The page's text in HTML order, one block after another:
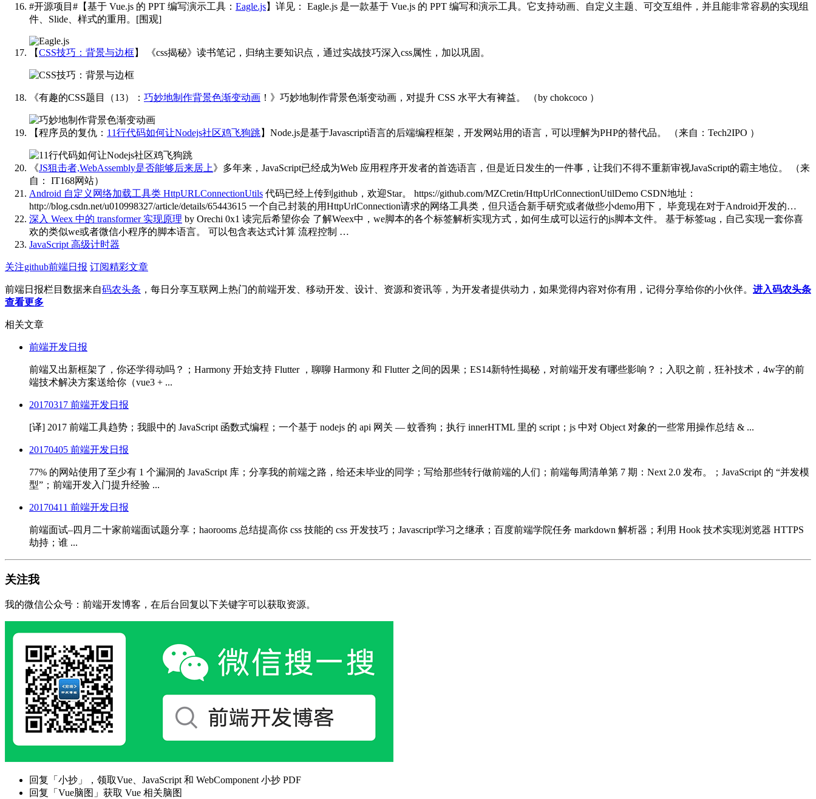
#开源项目#【基于 Vue.js 的 PPT 编写演示工具： Eagle.js】详见：
Eagle.js 是一款基于 Vue.js 的 PPT 编写和演示工具。它支持动画、自定义主题、可交互组件，并且能非常容易的实现组
件、Slide、样式的重用。[围观] ​​​
【CSS技巧：背景与边框】 《css揭秘》读书笔记，归纳主要知识点，通过实战技巧深入css属性，加以巩固。
《有趣的CSS题目（13）： 巧妙地制作背景色渐变动画 ！》巧妙地制作背景色渐变动画，对提升 CSS 水平大有裨益。 （by chokcoco ） ​​​
【程序员的复仇： 11行代码如何让Nodejs社区鸡飞狗跳】Node.js是基于Javascript语言的后端编程框架，开发网站用的语言，可以理解为PHP的替代品。 （来自：Tech2IPO ） ​​​​
《JS狙击者,WebAssembly是否能够后来居上》多年来，JavaScript已经成为Web 应用程序开发者的首选语言，但是近日发生的一件事，让我们不得不重新审视JavaScript的霸主地位。
（来
自： IT168网站） ​​​
Android 自定义网络加载工具类 HttpURLConnectionUtils 代码已经上传到github，欢迎Star。 https://github.com/MZCretin/HttpUrlConnectionUtilDemo CSDN地址：
http://blog.csdn.net/u010998327/article/details/65443615 一个自己封装的用HttpUrlConnection请求的网络工具类，但只适合新手研究或者做些小demo用下， 毕竟现在对于Android开发的…
深入 Weex 中的 transformer 实现原理 by Orechi 0x1 读完后希望你会 了解Weex中，we脚本的各个标签解析实现方式，如何生成可以运行的js脚本文件。 基于标签tag，自己实现一套你喜
欢的类似we或者微信小程序的脚本语言。 可以包含表达式计算 流程控制 …
JavaScript 高级计时器
关注github前端日报 订阅精彩文章
前端日报栏目数据来自码农头条 ，每日分享互联网上热门的前端开发、移动开发、设计、资源和资讯等，为开发者提供动力，如果觉得内容对你有用，记得分享给你的小伙伴。 进入码农头条
查看更多
相关文章
前端开发日报
前端又出新框架了，你还学得动吗？；Harmony 开始支持 Flutter ，聊聊 Harmony 和 Flutter 之间的因果；ES14新特性揭秘，对前端开发有哪些影响？；入职之前，狂补技术，4w字的前
端技术解决方案送给你（vue3 + ...
20170317 前端开发日报
[译] 2017 前端工具趋势；我眼中的 JavaScript 函数式编程；一个基于 nodejs 的 api 网关 — 蚊香狗；执行 innerHTML 里的 script；js 中对 Object 对象的一些常用操作总结 & ...
20170405 前端开发日报
77% 的网站使用了至少有 1 个漏洞的 JavaScript 库；分享我的前端之路，给还未毕业的同学；写给那些转行做前端的人们；前端每周清单第 7 期：Next 2.0 发布。；JavaScript 的 “并发模
型”；前端开发入门提升经验 ...
20170411 前端开发日报
前端面试–四月二十家前端面试题分享；haorooms 总结提高你 css 技能的 css 开发技巧；Javascript学习之继承；百度前端学院任务 markdown 解析器；利用 Hook 技术实现浏览器 HTTPS
劫持；谁 ...
关注我
我的微信公众号：前端开发博客，在后台回复以下关键字可以获取资源。
回复「小抄」，领取Vue、JavaScript 和 WebComponent 小抄 PDF
回复「Vue脑图」获取 Vue 相关脑图